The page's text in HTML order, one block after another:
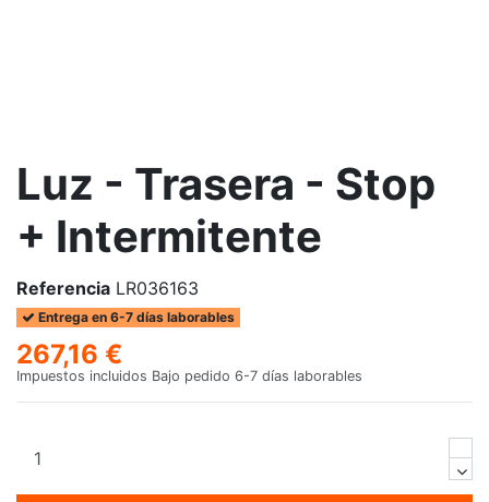
Luz - Trasera - Stop
+ Intermitente
Referencia LR036163
Entrega en 6-7 días laborables
267,16 €
Impuestos incluidos Bajo pedido 6-7 días laborables